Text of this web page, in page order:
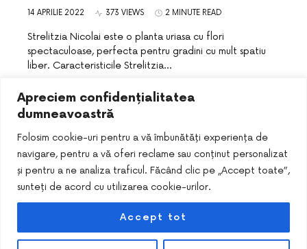
Apreciem confidențialitatea
dumneavoastră
Folosim cookie-uri pentru a vă îmbunătăți experiența de
navigare, pentru a vă oferi reclame sau conținut personalizat
și pentru a ne analiza traficul. Făcând clic pe „Accept toate”,
sunteți de acord cu utilizarea cookie-urilor.
Accept tot
14 APRILIE 2022 373 VIEWS 2 MINUTE READ
Strelitzia Nicolai este o planta uriasa cu flori
spectaculoase, perfecta pentru gradini cu mult spatiu
liber. Caracteristicile Strelitzia…
DESIGNED & DEVELOPED BYSMART SEO PACK